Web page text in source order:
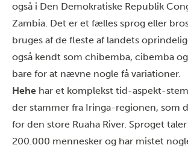
også i Den Demokratiske Republik
Zambia. Det er et fælles sprog eller
bruges af de fleste af landets
også kendt som chibemba, cibemba
bare for at nævne nogle få variationer.
Hehe har et komplekst tid-aspekt-
der stammer fra Iringa-regionen, som
for den store Ruaha River. Sproget
200.000 mennesker og har mistet